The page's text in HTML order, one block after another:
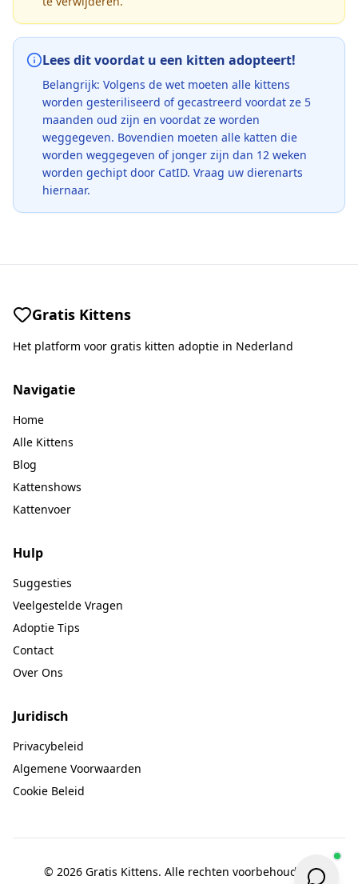
Lees dit voordat u een kitten adopteert!
Belangrijk: Volgens de wet moeten alle kittens
worden gesteriliseerd of gecastreerd voordat ze 5
maanden oud zijn en voordat ze worden
weggegeven. Bovendien moeten alle katten die
worden weggegeven of jonger zijn dan 12 weken
worden gechipt door CatID. Vraag uw dierenarts
hiernaar.
Gratis Kittens
Het platform voor gratis kitten adoptie in Nederland
Navigatie
Home
Alle Kittens
Blog
Kattenshows
Kattenvoer
Hulp
Suggesties
Veelgestelde Vragen
Adoptie Tips
Contact
Over Ons
Juridisch
Privacybeleid
Algemene Voorwaarden
Cookie Beleid
© 2026 Gratis Kittens. Alle rechten voorbehouden.